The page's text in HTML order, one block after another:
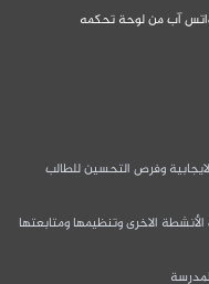
آب من لوحة تحكمه
وفرص التحسين للطالب
الأنشطة الاخرى وتنظيمها ومتابعتها